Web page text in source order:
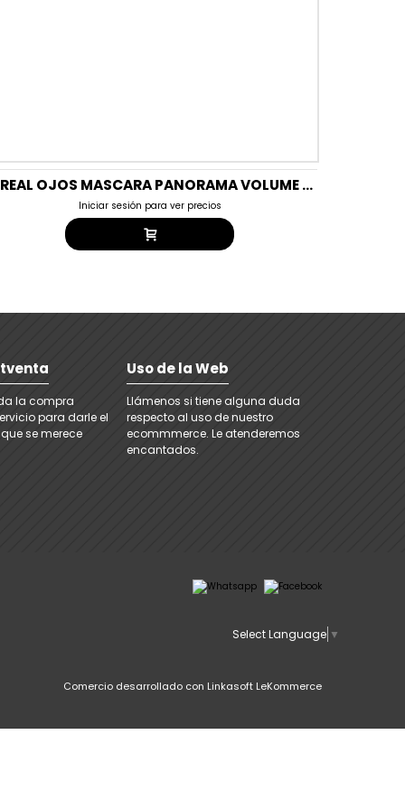
LOREAL OJOS MASCARA PANORAMA VOLUME MILLION NIGHT BLACK
Iniciar sesión para ver precios
la compra
para darle el
se merece
Uso de la Web
Llámenos si tiene alguna duda
respecto al uso de nuestro
ecommmerce. Le atenderemos
encantados.
Select Language ▼
Comercio desarrollado con Linkasoft LeKommerce